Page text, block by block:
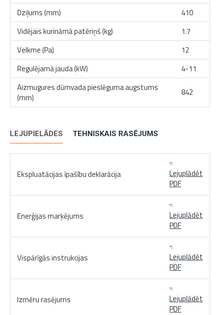
Dziļums (mm)
410
Vidējais kurināmā patēriņš (kg)
1.7
Velkme (Pa)
12
Regulējamā jauda (kW)
4-11
Aizmugures dūmvada pieslēguma augstums
(mm)
842
LEJUPIELĀDES TEHNISKAIS RASĒJUMS
Ekspluatācijas īpašību deklarācija
Lejuplādēt
PDF
Enerģijas marķējums
Lejuplādēt
PDF
Vispārīgās instrukcijas
Lejuplādēt
PDF
Izmēru rasējums
Lejuplādēt
PDF